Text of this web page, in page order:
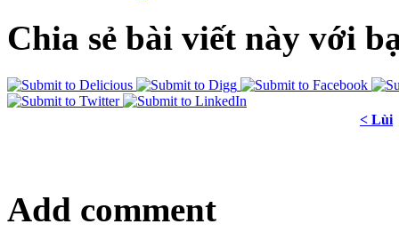
Chia sẻ bài viết này với
< Lùi
Add comment